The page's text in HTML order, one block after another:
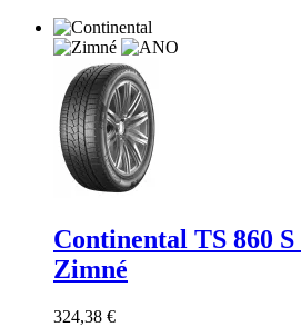
Continental TS 860 S
Zimné
324,38 €